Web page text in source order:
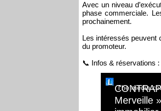
Avec un niveau
phase commerciale.
prochainement.
Les intéressés peuvent
du promoteur.
📞 Infos & réservations